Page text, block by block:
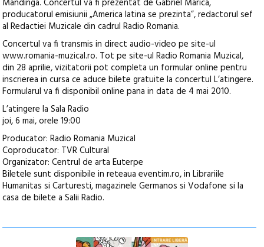
Mandinga. Concertul va fi prezentat de Gabriel Marica,
producatorul emisiunii „America latina se prezinta”, redactorul sef
al Redactiei Muzicale din cadrul Radio Romania.
Concertul va fi transmis in direct audio-video pe site-ul
www.romania-muzical.ro. Tot pe site-ul Radio Romania Muzical,
din 28 aprilie, vizitatorii pot completa un formular online pentru
inscrierea in cursa ce aduce bilete gratuite la concertul L’atingere.
Formularul va fi disponibil online pana in data de 4 mai 2010.
L’atingere la Sala Radio
joi, 6 mai, orele 19:00
Producator: Radio Romania Muzical
Coproducator: TVR Cultural
Organizator: Centrul de arta Euterpe
Biletele sunt disponibile in reteaua eventim.ro, in Librariile
Humanitas si Carturesti, magazinele Germanos si Vodafone si la
casa de bilete a Salii Radio.